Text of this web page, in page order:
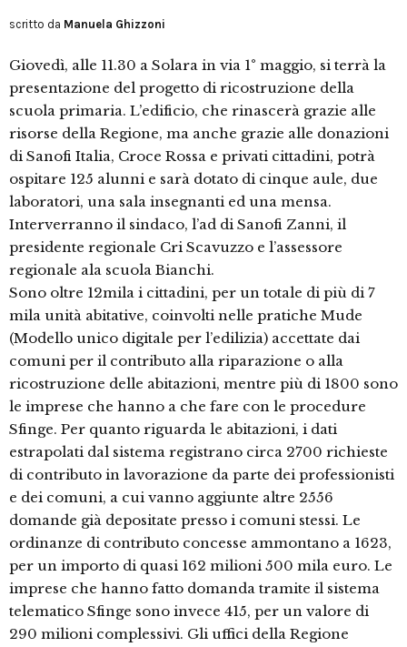
scritto da Manuela Ghizzoni
Giovedì, alle 11.30 a Solara in via 1° maggio, si terrà la
presentazione del progetto di ricostruzione della
scuola primaria. L’edificio, che rinascerà grazie alle
risorse della Regione, ma anche grazie alle donazioni
di Sanofi Italia, Croce Rossa e privati cittadini, potrà
ospitare 125 alunni e sarà dotato di cinque aule, due
laboratori, una sala insegnanti ed una mensa.
Interverranno il sindaco, l’ad di Sanofi Zanni, il
presidente regionale Cri Scavuzzo e l’assessore
regionale ala scuola Bianchi.
Sono oltre 12mila i cittadini, per un totale di più di 7
mila unità abitative, coinvolti nelle pratiche Mude
(Modello unico digitale per l’edilizia) accettate dai
comuni per il contributo alla riparazione o alla
ricostruzione delle abitazioni, mentre più di 1800 sono
le imprese che hanno a che fare con le procedure
Sfinge. Per quanto riguarda le abitazioni, i dati
estrapolati dal sistema registrano circa 2700 richieste
di contributo in lavorazione da parte dei professionisti
e dei comuni, a cui vanno aggiunte altre 2556
domande già depositate presso i comuni stessi. Le
ordinanze di contributo concesse ammontano a 1623,
per un importo di quasi 162 milioni 500 mila euro. Le
imprese che hanno fatto domanda tramite il sistema
telematico Sfinge sono invece 415, per un valore di
290 milioni complessivi. Gli uffici della Regione